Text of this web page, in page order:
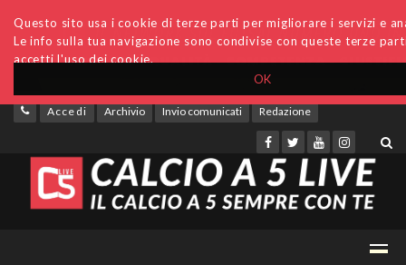
OK
Questo sito usa i cookie di terze parti per migliorare i servizi e
Le info sulla tua navigazione sono condivise con queste terze
accetti l'uso dei cookie.
Accedi Archivio Invio comunicati Redazione